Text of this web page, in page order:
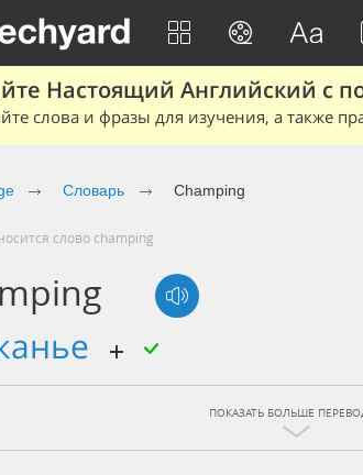
Настоящий Английский с
слова и фразы для изучения, а также
Словарь Champing
слово champing
ПОКАЗАТЬ БОЛЬШЕ